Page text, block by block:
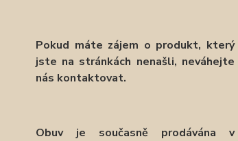
Pokud máte zájem o produkt, který
jste na stránkách nenašli, neváhejte
nás kontaktovat.
Obuv je současně prodávána v